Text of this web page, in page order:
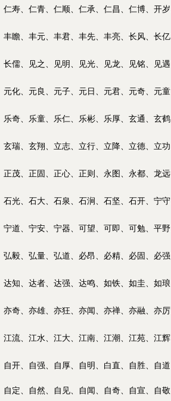
仁寿、仁青、仁顺、仁承、仁昌、仁博、开岁
丰瞻、丰元、丰君、丰先、丰亮、长风、长
长儒、见之、见明、见光、见龙、见铭、见
元化、元良、元子、元日、元君、元奇、元
乐奇、乐童、乐仁、乐彬、乐厚、玄通、玄
玄瑞、玄翔、立志、立行、立降、立德、立
正茂、正固、正心、正则、永图、永都、龙
石光、石大、石泉、石涧、石坚、石开、宁
宁道、宁安、宁器、可望、可即、可勉、平
弘毅、弘量、弘道、必昂、必精、必固、必
达知、达者、达强、达鸣、如铁、如圭、如
亦奇、亦雄、亦狂、亦闻、亦禅、亦融、亦
江流、江水、江大、江南、江潮、江苑、江
自开、自强、自厚、自明、白直、自胜、自道
自定、自然、自见、自闻、自奇、自宣、自敬